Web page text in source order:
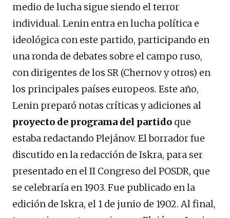
medio de lucha sigue siendo el terror
individual. Lenin entra en lucha política e
ideológica con este partido, participando en
una ronda de debates sobre el campo ruso,
con dirigentes de los SR (Chernov y otros) en
los principales países europeos. Este año,
Lenin preparó notas críticas y adiciones al
proyecto de programa del partido que
estaba redactando Plejánov. El borrador fue
discutido en la redacción de Iskra, para ser
presentado en el II Congreso del POSDR, que
se celebraría en 1903. Fue publicado en la
edición de Iskra, el 1 de junio de 1902. Al final,